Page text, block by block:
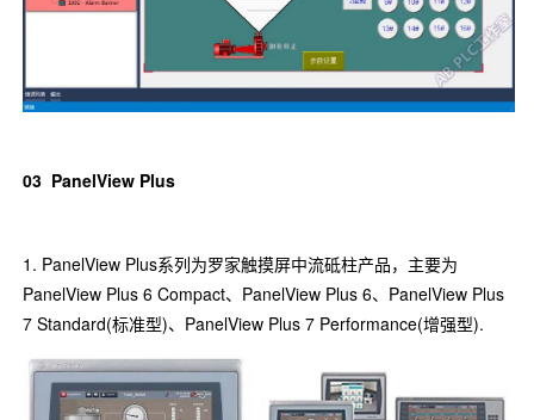
03 PanelView Plus
1. PanelView Plus系列为罗家触摸屏中流砥柱产品，主要为
PanelView Plus 6 Compact、PanelView Plus 6、PanelView Plus
7 Standard(标准型)、PanelView Plus 7 Performance(增强型).